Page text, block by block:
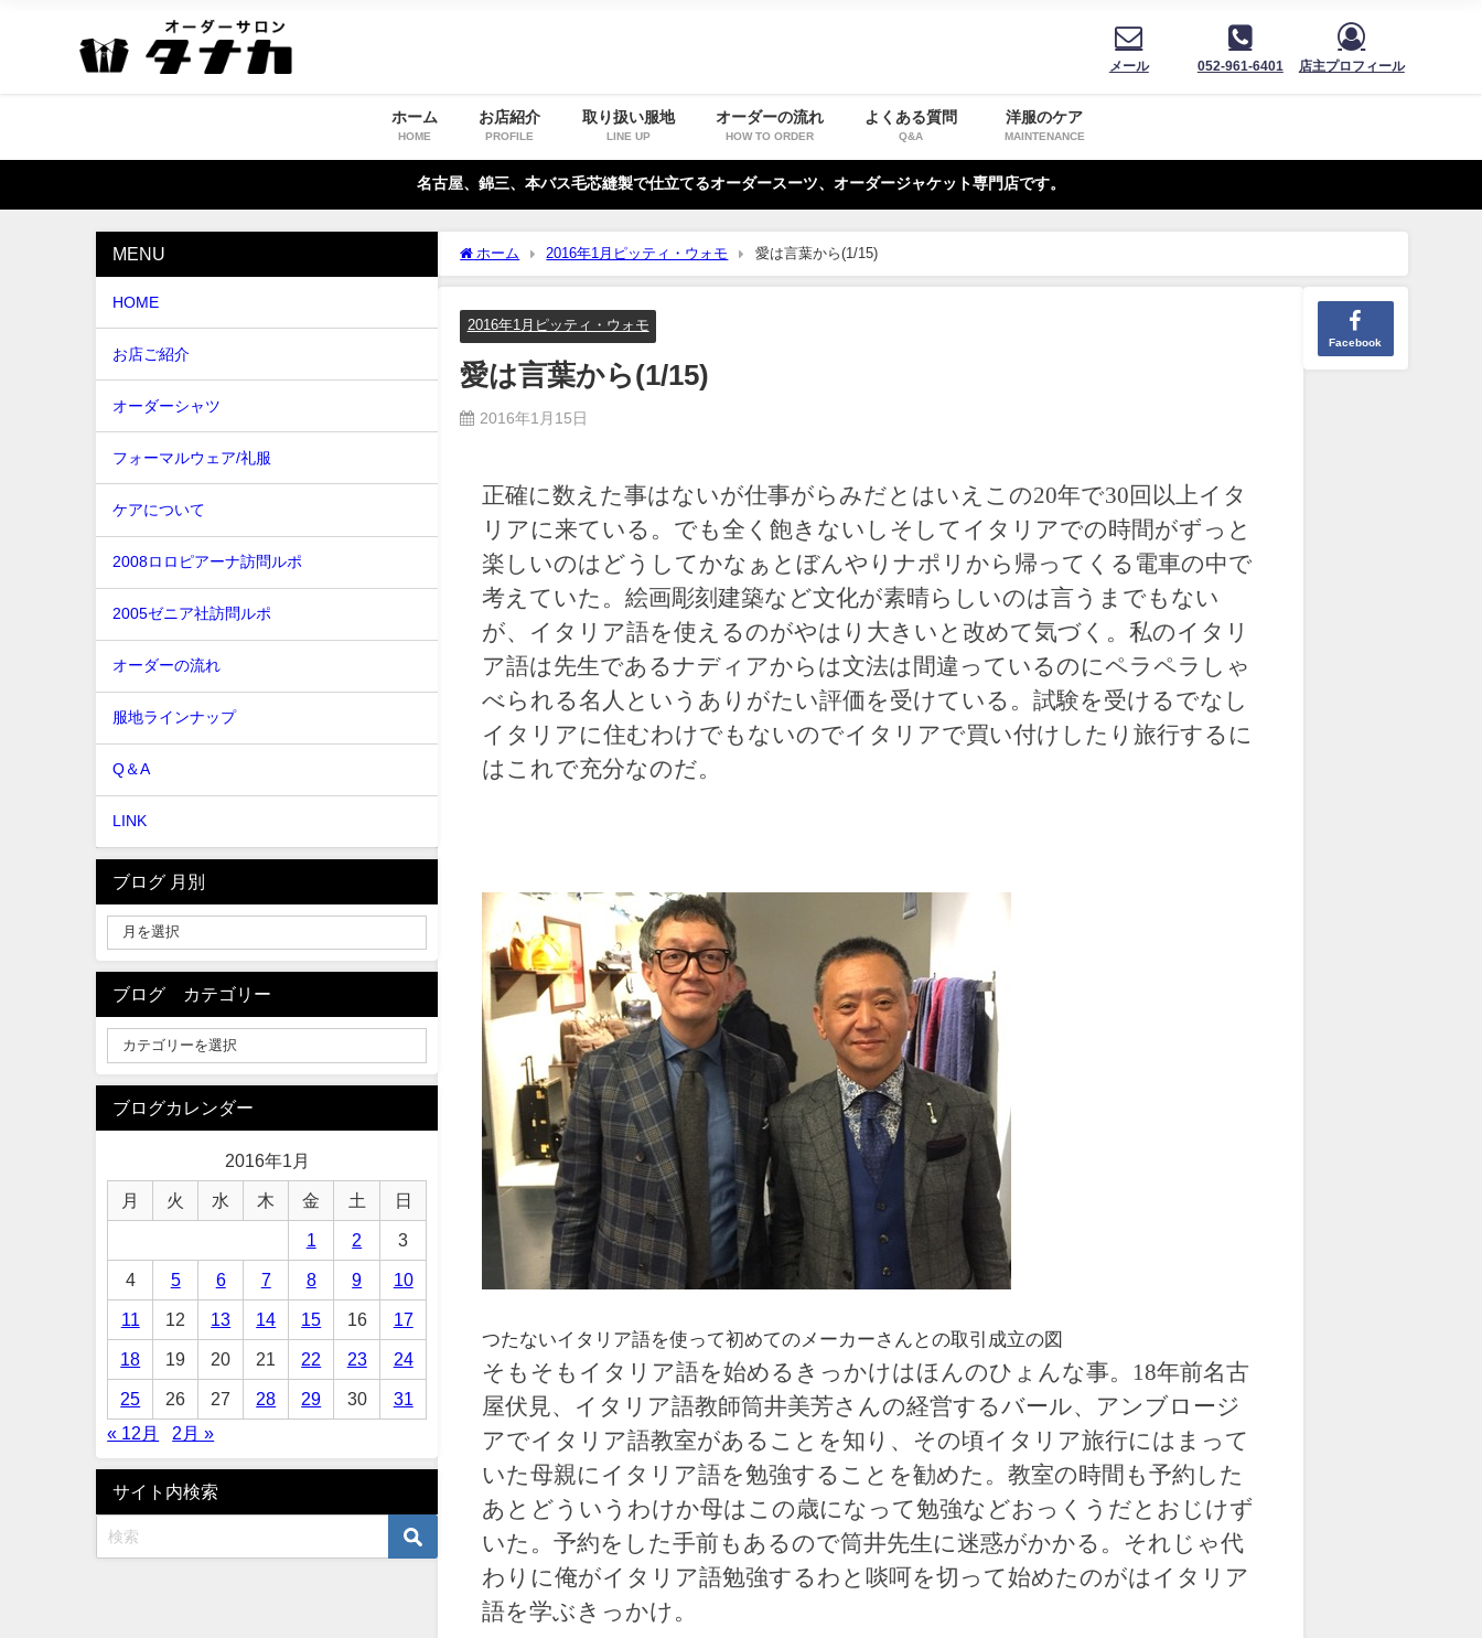
メール 052-961-6401 店主プロフィール
ホーム
HOME
お店紹介
PROFILE
取り扱い服地
LINE UP
オーダーの流れ
HOW TO ORDER
よくある質問
Q&A
洋服のケア
MAINTENANCE
名古屋、錦三、本バス毛芯縫製で仕立てるオーダースーツ、オーダージャケット専門店です。
ホーム 2016年1月ピッティ・ウォモ 愛は言葉から(1/15)
Facebook
2016年1月ピッティ・ウォモ
愛は言葉から(1/15)
2016年1月15日
正確に数えた事はないが仕事がらみだとはいえこの20年で30回以上イタ
リアに来ている。でも全く飽きないしそしてイタリアでの時間がずっと
楽しいのはどうしてかなぁとぼんやりナポリから帰ってくる電車の中で
考えていた。絵画彫刻建築など文化が素晴らしいのは言うまでもない
が、イタリア語を使えるのがやはり大きいと改めて気づく。私のイタリ
ア語は先生であるナディアからは文法は間違っているのにペラペラしゃ
べられる名人というありがたい評価を受けている。試験を受けるでなし
イタリアに住むわけでもないのでイタリアで買い付けしたり旅行するに
はこれで充分なのだ。
つたないイタリア語を使って初めてのメーカーさんとの取引成立の図
そもそもイタリア語を始めるきっかけはほんのひょんな事。18年前名古
屋伏見、イタリア語教師筒井美芳さんの経営するバール、アンブロージ
アでイタリア語教室があることを知り、その頃イタリア旅行にはまって
いた母親にイタリア語を勉強することを勧めた。教室の時間も予約した
あとどういうわけか母はこの歳になって勉強などおっくうだとおじけず
いた。予約をした手前もあるので筒井先生に迷惑がかかる。それじゃ代
わりに俺がイタリア語勉強するわと啖呵を切って始めたのがはイタリア
語を学ぶきっかけ。
MENU
HOME
お店ご紹介
オーダーシャツ
フォーマルウェア/礼服
ケアについて
2008ロロピアーナ訪問ルポ
2005ゼニア社訪問ルポ
オーダーの流れ
服地ラインナップ
Q＆A
LINK
ブログ 月別
ブログ カテゴリー
ブログカレンダー
2016年1月
月 火 水 木 金 土 日
1 2 3
4 5 6 7 8 9 10
11 12 13 14 15 16 17
18 19 20 21 22 23 24
25 26 27 28 29 30
31
« 12月
2月 »
サイト内検索